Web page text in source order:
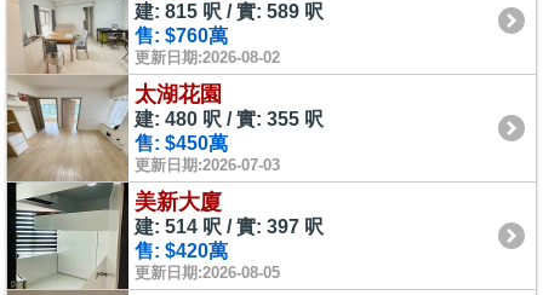
建: 815 呎 / 實: 589 呎
售: $760萬
更新日期:2026-08-02
太湖花園
建: 480 呎 / 實: 355 呎
售: $450萬
更新日期:2026-07-03
美新大廈
建: 514 呎 / 實: 397 呎
售: $420萬
更新日期:2026-08-05